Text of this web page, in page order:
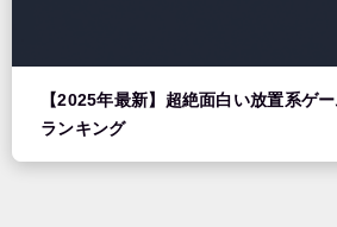
【2025年最新】超絶面白い放置系ゲ
ランキング